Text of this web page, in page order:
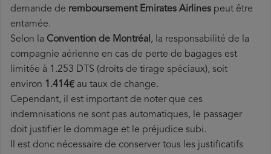
demande de remboursement Emirates Airlines peut être
entamée.
Selon la Convention de Montréal, la responsabilité de la
compagnie aérienne en cas de perte de bagages est
limitée à 1.253 DTS (droits de tirage spéciaux), soit
environ 1.414€ au taux de change.
Cependant, il est important de noter que ces
indemnisations ne sont pas automatiques, le passager
doit justifier le dommage et le préjudice subi.
Il est donc nécessaire de conserver tous les justificatifs